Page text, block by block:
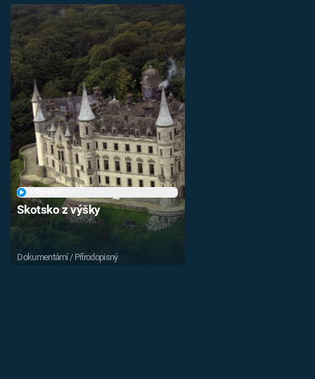
Skotsko z výšky
Dokumentární / Přírodopisný